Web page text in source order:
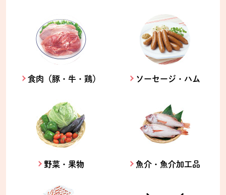
食肉（豚・牛・鶏） ソーセージ・ハム
野菜・果物 魚介・魚介加工品